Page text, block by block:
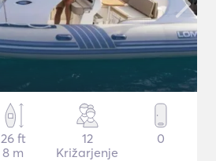
26 ft
8 m
12
Križarjenje
0